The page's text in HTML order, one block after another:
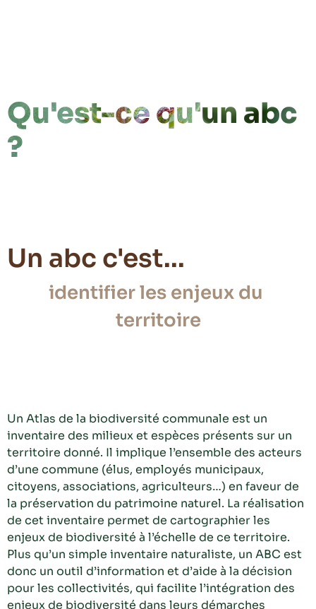
Qu'est-ce qu'un abc
?
Un abc c'est...
identifierles enjeux du
territoire
Un Atlas de la biodiversité communale est un
inventaire des milieux et espèces présents sur un
territoire donné. Il implique l’ensemble des acteurs
d’une commune (élus, employés municipaux,
citoyens, associations, agriculteurs…) en faveur de
la préservation du patrimoine naturel. La réalisation
de cet inventaire permet de cartographier les
enjeux de biodiversité à l’échelle de ce territoire.
Plus qu’un simple inventaire naturaliste, un ABC est
donc un outil d’information et d’aide à la décision
pour les collectivités, qui facilite l’intégration des
enjeux de biodiversité dans leurs démarches